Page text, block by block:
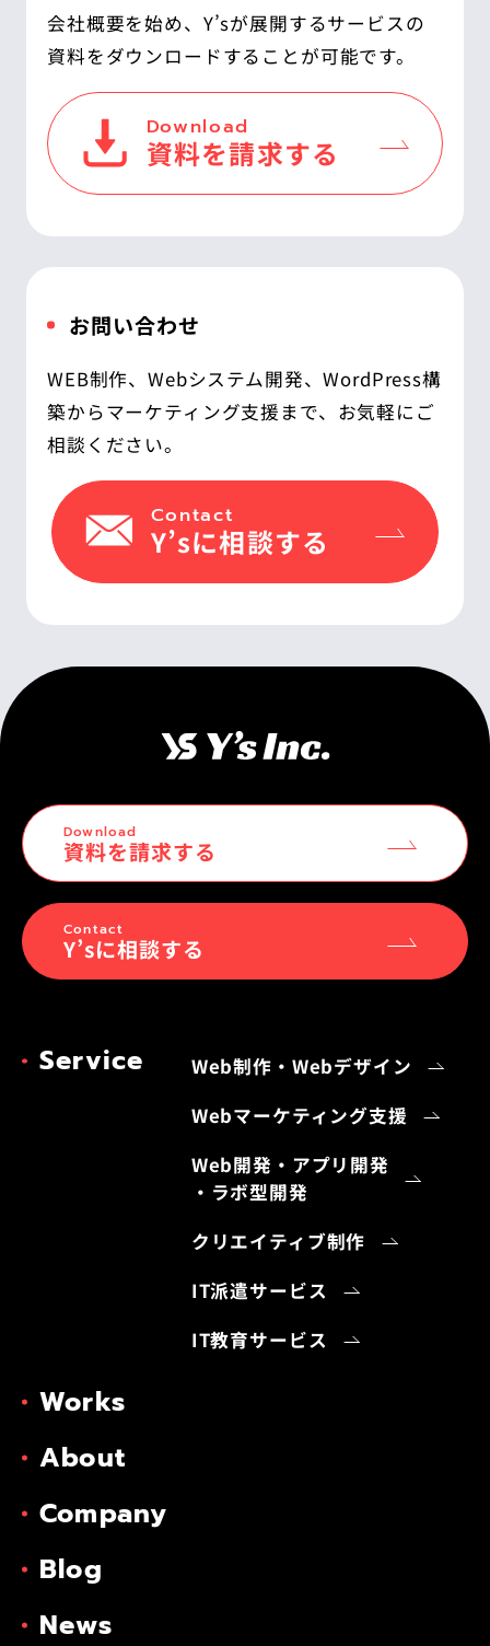
会社概要を始め、Y’sが展開するサービスの
資料をダウンロードすることが可能です。
Download
資料を請求する
お問い合わせ
WEB制作、Webシステム開発、WordPress構
築からマーケティング支援まで、お気軽にご
相談ください。
Contact
Y’sに相談する
Download
資料を請求する
Contact
Y’sに相談する
Service
Web制作・Webデザイン
Webマーケティング支援
Web開発・アプリ開発
・ラボ型開発
クリエイティブ制作
IT派遣サービス
IT教育サービス
Works
About
Company
Blog
News